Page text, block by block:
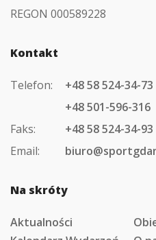
REGON 000589228
Kontakt
Telefon:
+48 58 524-34-73
+48 501-596-316
Faks:
+48 58 524-34-93
Email:
Na skróty
Aktualności